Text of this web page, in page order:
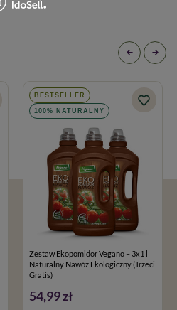
BESTSELLER
100% NATURALNY
Zestaw Ekopomidor Vegano – 3x1 l
Naturalny Nawóz Ekologiczny (Trzeci
Gratis)
54,99 zł